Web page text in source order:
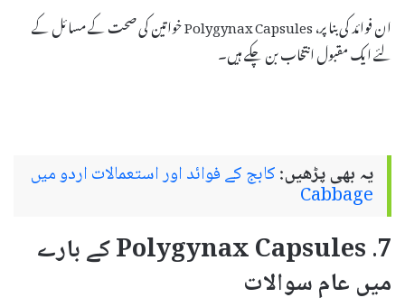
ان فوائد کی بنا پر، Polygynax Capsules خواتین کی صحت کے مسائل کے
لئے ایک مقبول انتخاب بن چکے ہیں۔
یہ بھی پڑھیں:کابج کے فوائد اور استعمالات اردو میں
Cabbage
7. Polygynax Capsules کے بارے
میں عام سوالات